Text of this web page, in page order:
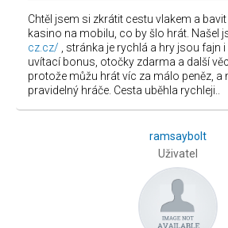
Chtěl jsem si zkrátit cestu vlakem a
kasino na mobilu, co by šlo hrát. Našel
cz.cz/ , stránka je rychlá a hry jsou fajn
uvítací bonus, otočky zdarma a další
protože můžu hrát víc za málo peněz, a
pravidelný hráče. Cesta uběhla rychleji..
ramsaybolt
Uživatel